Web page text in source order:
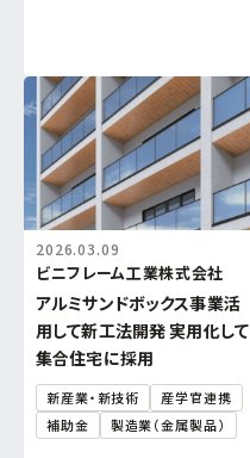
2026.03.09
ビニフレーム工業株式会社
アルミサンドボックス事業活
用して新工法開発 実用化して
集合住宅に採用
新産業・新技術
産学官連携
補助金
製造業（金属製品）